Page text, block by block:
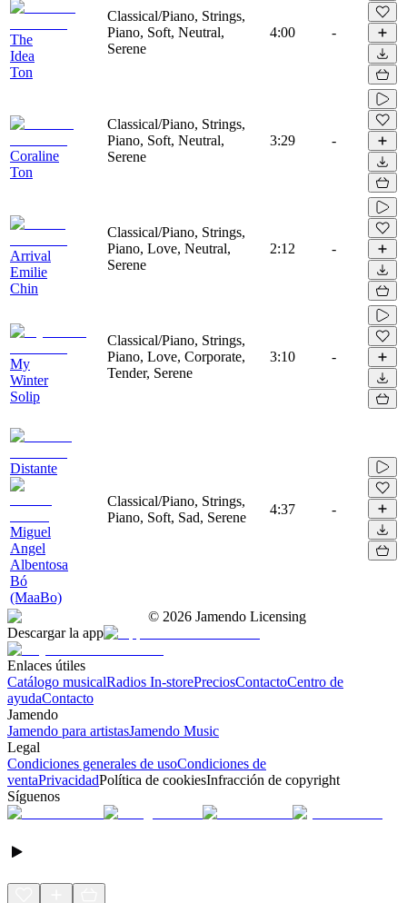
The
Idea
Ton
Classical/Piano, Strings,
Piano, Soft, Neutral,
Serene
4:00 -
Coraline
Ton
Classical/Piano, Strings,
Piano, Soft, Neutral,
Serene
3:29 -
Arrival
Emilie
Chin
Classical/Piano, Strings,
Piano, Love, Neutral,
Serene
2:12 -
My
Winter
Solip
Classical/Piano, Strings,
Piano, Love, Corporate,
Tender, Serene
3:10 -
Distante
Miguel
Angel
Albentosa
Bó
(MaaBo)
Classical/Piano, Strings,
Piano, Soft, Sad, Serene
4:37 -
© 2026 Jamendo Licensing
Descargar la app
Enlaces útiles
Catálogo musicalRadios In-storePreciosContactoCentro de
ayudaContacto
Jamendo
Jamendo para artistasJamendo Music
Legal
Condiciones generales de usoCondiciones de
ventaPrivacidadPolítica de cookiesInfracción de copyright
Síguenos